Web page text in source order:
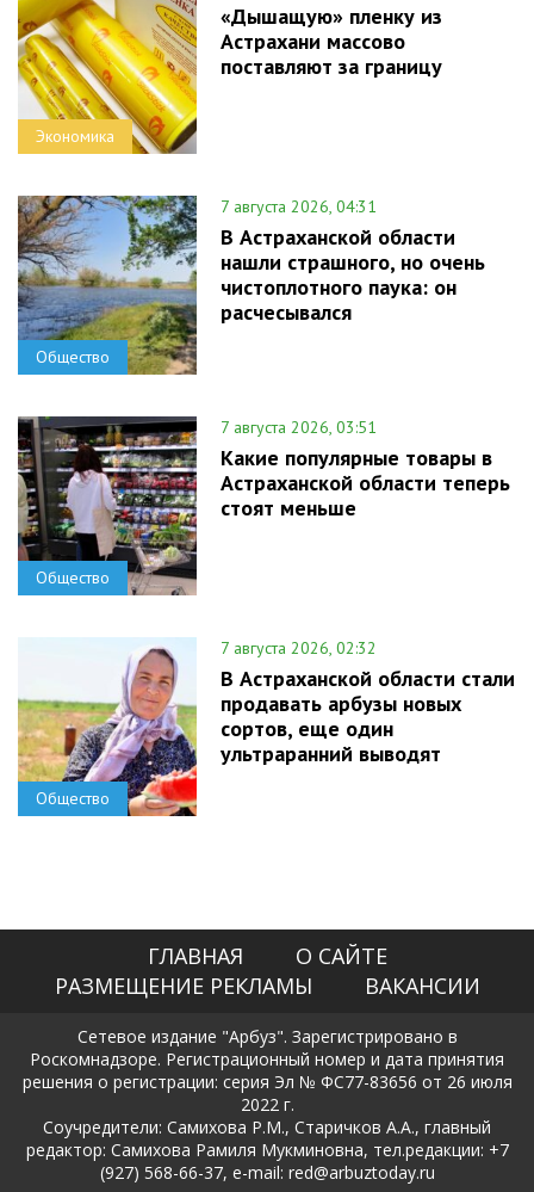
Экономика
«Дышащую» пленку из
Астрахани массово
поставляют за границу
Общество
7 августа 2026, 04:31
В Астраханской области
нашли страшного, но очень
чистоплотного паука: он
расчесывался
Общество
7 августа 2026, 03:51
Какие популярные товары в
Астраханской области теперь
стоят меньше
Общество
7 августа 2026, 02:32
В Астраханской области стали
продавать арбузы новых
сортов, еще один
ультраранний выводят
ГЛАВНАЯ
О САЙТЕ
РАЗМЕЩЕНИЕ РЕКЛАМЫ
ВАКАНСИИ
Сетевое издание "Арбуз". Зарегистрировано в
Роскомнадзоре. Регистрационный номер и дата принятия
решения о регистрации: серия Эл № ФС77-83656 от 26 июля
2022 г.
Соучредители: Самихова Р.М., Старичков А.А., главный
редактор: Самихова Рамиля Мукминовна, тел.редакции: +7
(927) 568-66-37, e-mail: red@arbuztoday.ru